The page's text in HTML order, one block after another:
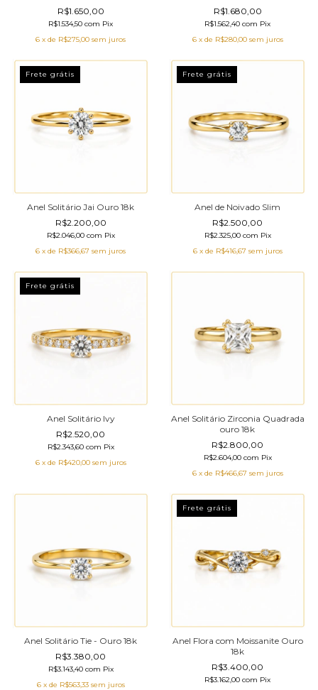
R$1.650,00
R$1.534,50 com Pix
6 x de R$275,00 sem juros
R$1.680,00
R$1.562,40 com Pix
6 x de R$280,00 sem juros
Frete grátis
Anel Solitário Jai Ouro 18k
R$2.200,00
R$2.046,00 com Pix
6 x de R$366,67 sem juros
Frete grátis
Anel de Noivado Slim
R$2.500,00
R$2.325,00 com Pix
6 x de R$416,67 sem juros
Frete grátis
Anel Solitário Ivy
R$2.520,00
R$2.343,60 com Pix
6 x de R$420,00 sem juros
Anel Solitário Zirconia Quadrada
ouro 18k
R$2.800,00
R$2.604,00 com Pix
6 x de R$466,67 sem juros
Anel Solitário Tie - Ouro 18k
R$3.380,00
R$3.143,40 com Pix
6 x de R$563,33 sem juros
Frete grátis
Anel Flora com Moissanite Ouro
18k
R$3.400,00
R$3.162,00 com Pix